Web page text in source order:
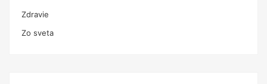
Zdravie
Zo sveta